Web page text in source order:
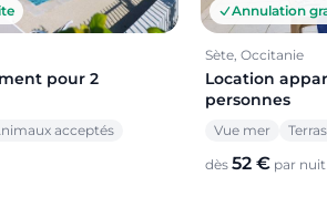
pour 2
acceptés
Annulation
Sète, Occitanie
Location
personnes
Vue mer
dès 52 € par nuit